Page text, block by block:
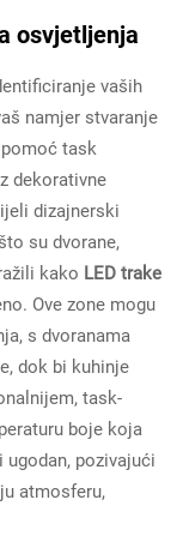
osvjetljenja
vaših
namjer stvaranje
task
dekorativne
dizajnerski
su dvorane,
kako LED trake
Ove zone mogu
s dvoranama
dok bi kuhinje
task-
boje koja
ugodan, pozivajući
atmosferu,